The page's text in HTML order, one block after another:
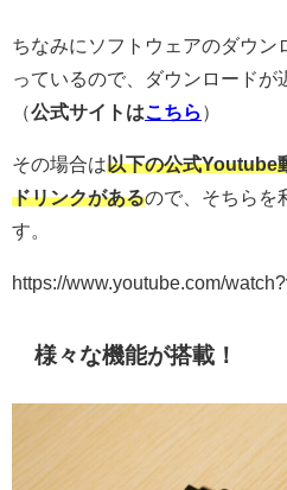
ちなみにソフトウェアのダウン
っているので、ダウンロードが
（公式サイトはこちら ）
その場合は以下の公式Youtube
ドリンクがあるので、そちらを
す。
https://www.youtube.com/
様々な機能が搭載！